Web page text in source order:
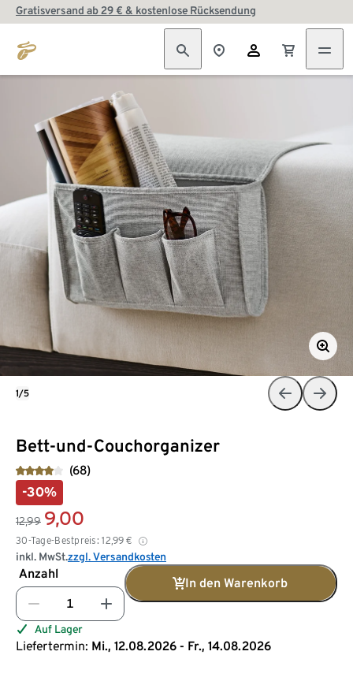
Gratisversand ab 29 € & kostenlose Rücksendung
Bett-und-Couchorganizer
(68)
-30%
12,99 9,00
30-Tage-Bestpreis: 12,99 €
inkl. MwSt.zzgl. Versandkosten
Anzahl
In den Warenkorb
Auf Lager
Liefertermin: Mi., 12.08.2026 - Fr., 14.08.2026
1/5